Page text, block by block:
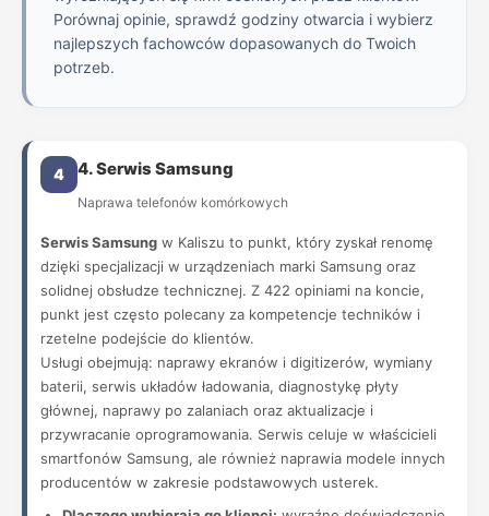
Porównaj opinie, sprawdź godziny otwarcia i wybierz
najlepszych fachowców dopasowanych do Twoich
potrzeb.
4 4. Serwis Samsung
Naprawa telefonów komórkowych
Serwis Samsung w Kaliszu to punkt, który zyskał renomę
dzięki specjalizacji w urządzeniach marki Samsung oraz
solidnej obsłudze technicznej. Z 422 opiniami na koncie,
punkt jest często polecany za kompetencje techników i
rzetelne podejście do klientów.
Usługi obejmują: naprawy ekranów i digitizerów, wymiany
baterii, serwis układów ładowania, diagnostykę płyty
głównej, naprawy po zalaniach oraz aktualizacje i
przywracanie oprogramowania. Serwis celuje w właścicieli
smartfonów Samsung, ale również naprawia modele innych
producentów w zakresie podstawowych usterek.